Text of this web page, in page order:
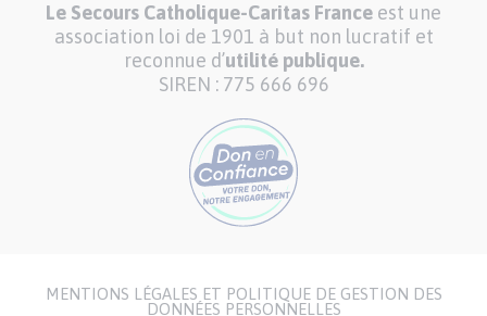
Le Secours Catholique-Caritas France est une
association loi de 1901 à but non lucratif et
reconnue d’utilité publique.
SIREN : 775 666 696
MENTIONS LÉGALES ET POLITIQUE DE GESTION DES
DONNÉES PERSONNELLES